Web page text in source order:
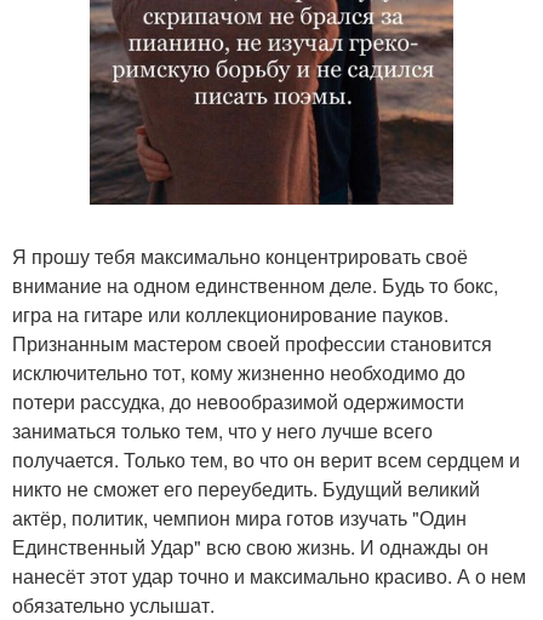
Я прошу тебя максимально концентрировать своё
внимание на одном единственном деле. Будь то бокс,
игра на гитаре или коллекционирование пауков.
Признанным мастером своей профессии становится
исключительно тот, кому жизненно необходимо до
потери рассудка, до невообразимой одержимости
заниматься только тем, что у него лучше всего
получается. Только тем, во что он верит всем сердцем и
никто не сможет его переубедить. Будущий великий
актёр, политик, чемпион мира готов изучать "Один
Единственный Удар" всю свою жизнь. И однажды он
нанесёт этот удар точно и максимально красиво. А о нем
обязательно услышат.